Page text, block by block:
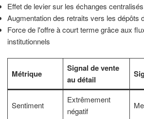
Effet de levier sur les échanges centralisés
Augmentation des retraits vers les dépôts
Force de l'offre à court terme grâce aux
institutionnels
Métrique
Signal de vente
au détail
Sentiment
Extrêmement
négatif